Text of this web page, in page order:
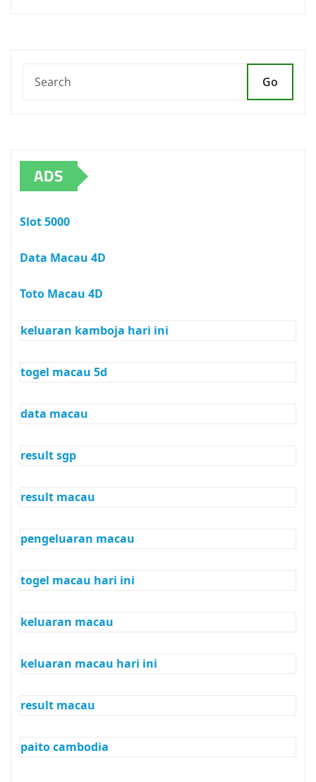
Go
ADS
Slot 5000
Data Macau 4D
Toto Macau 4D
keluaran kamboja hari ini
togel macau 5d
data macau
result sgp
result macau
pengeluaran macau
togel macau hari ini
keluaran macau
keluaran macau hari ini
result macau
paito cambodia